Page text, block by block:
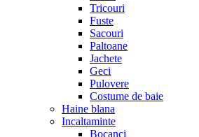
Tricouri
Fuste
Sacouri
Paltoane
Jachete
Geci
Pulovere
Costume de baie
Haine blana
Incaltaminte
Bocanci